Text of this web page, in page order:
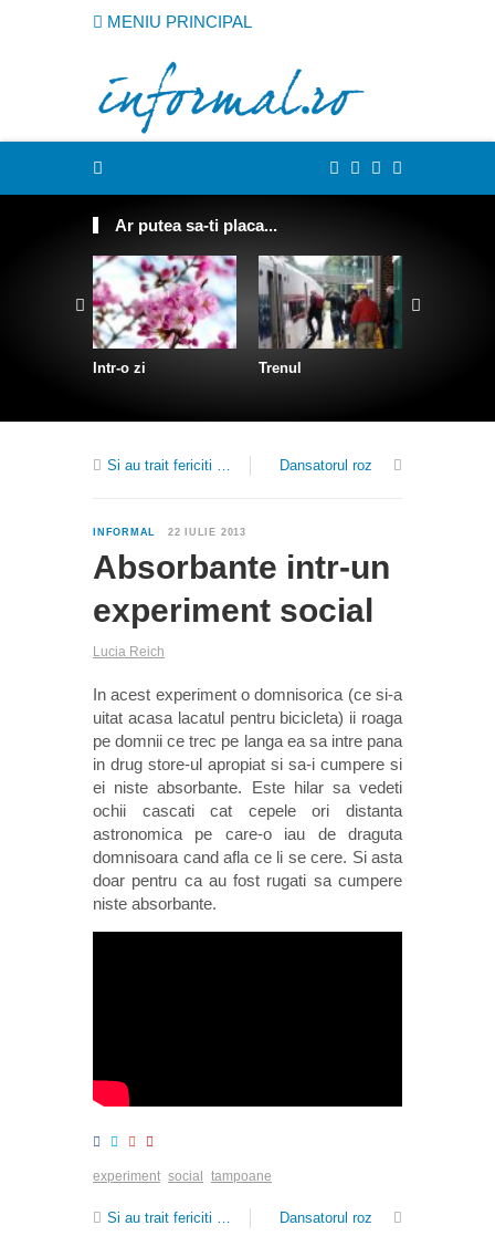
MENIU PRINCIPAL
Ar putea sa-ti placa...
Intr-o zi Trenul
Si au trait fericiti … Dansatorul roz
INFORMAL 22 IULIE 2013
Absorbante intr-un
experiment social
Lucia Reich
In acest experiment o domnisorica (ce si-a
uitat acasa lacatul pentru bicicleta) ii roaga
pe domnii ce trec pe langa ea sa intre pana
in drug store-ul apropiat si sa-i cumpere si
ei niste absorbante. Este hilar sa vedeti
ochii cascati cat cepele ori distanta
astronomica pe care-o iau de draguta
domnisoara cand afla ce li se cere. Si asta
doar pentru ca au fost rugati sa cumpere
niste absorbante.
experiment social tampoane
Si au trait fericiti … Dansatorul roz